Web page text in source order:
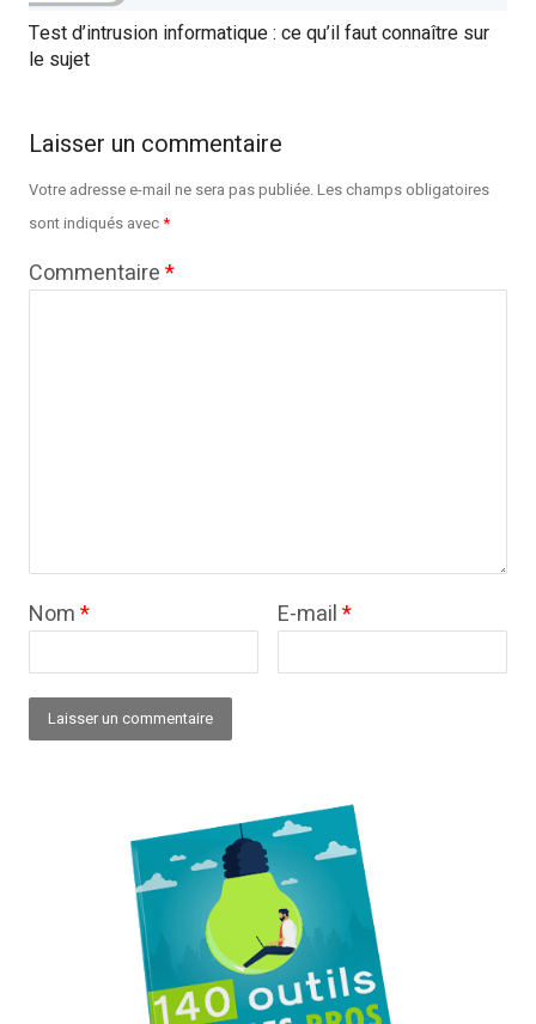
Test d’intrusion informatique : ce qu’il faut connaître sur
le sujet
Laisser un commentaire
Votre adresse e-mail ne sera pas publiée.Les champs obligatoires
sont indiqués avec*
Commentaire*
Nom* E-mail*